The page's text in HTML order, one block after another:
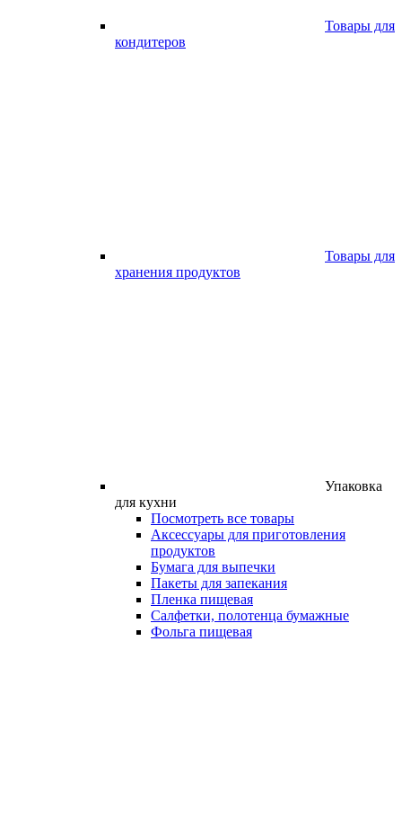
Товары для
кондитеров
Товары для
хранения продуктов
Упаковка
для кухни
Посмотреть все товары
Аксессуары для приготовления
продуктов
Бумага для выпечки
Пакеты для запекания
Пленка пищевая
Салфетки, полотенца бумажные
Фольга пищевая